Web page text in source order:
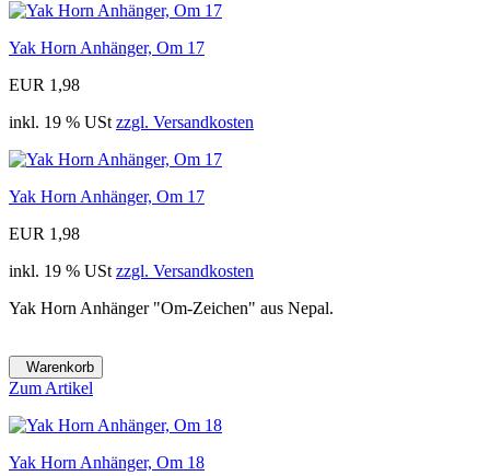
Yak Horn Anhänger, Om 17
EUR 1,98
inkl. 19 % USt zzgl. Versandkosten
Yak Horn Anhänger, Om 17
EUR 1,98
inkl. 19 % USt zzgl. Versandkosten
Yak Horn Anhänger "Om-Zeichen" aus Nepal.
Warenkorb
Zum Artikel
Yak Horn Anhänger, Om 18